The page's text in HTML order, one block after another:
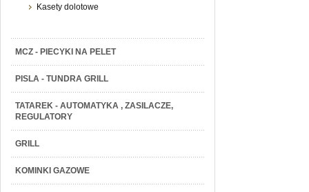
Kasety dolotowe
MCZ - PIECYKI NA PELET
PISLA - TUNDRA GRILL
TATAREK - AUTOMATYKA , ZASILACZE,
REGULATORY
GRILL
KOMINKI GAZOWE